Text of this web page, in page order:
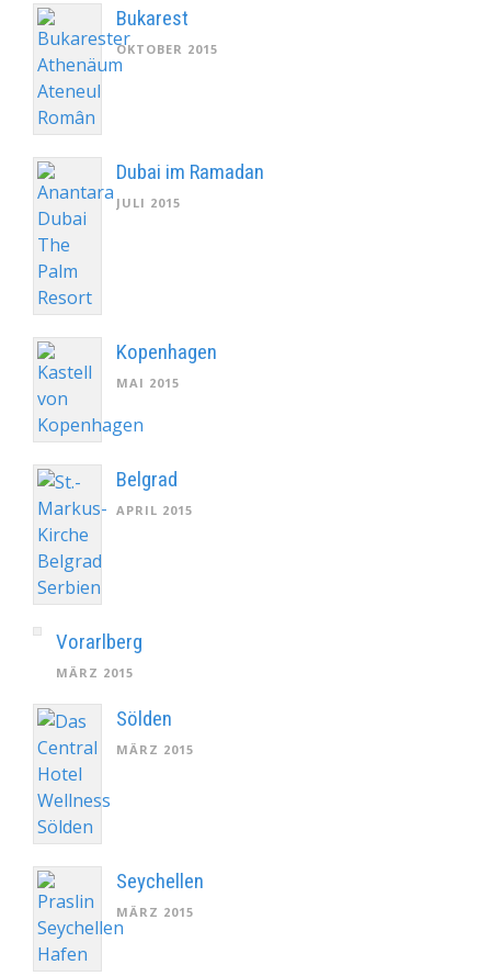
Bukarest
OKTOBER 2015
Dubai im Ramadan
JULI 2015
Kopenhagen
MAI 2015
Belgrad
APRIL 2015
Vorarlberg
MÄRZ 2015
Sölden
MÄRZ 2015
Seychellen
MÄRZ 2015